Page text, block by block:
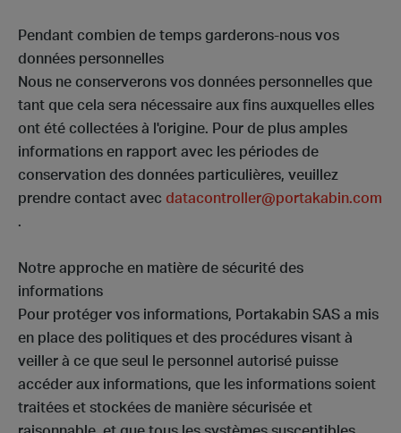
Pendant combien de temps garderons-nous vos
données personnelles
Nous ne conserverons vos données personnelles que
tant que cela sera nécessaire aux fins auxquelles elles
ont été collectées à l'origine. Pour de plus amples
informations en rapport avec les périodes de
conservation des données particulières, veuillez
prendre contact avec datacontroller@portakabin.com
.
Notre approche en matière de sécurité des
informations
Pour protéger vos informations, Portakabin SAS a mis
en place des politiques et des procédures visant à
veiller à ce que seul le personnel autorisé puisse
accéder aux informations, que les informations soient
traitées et stockées de manière sécurisée et